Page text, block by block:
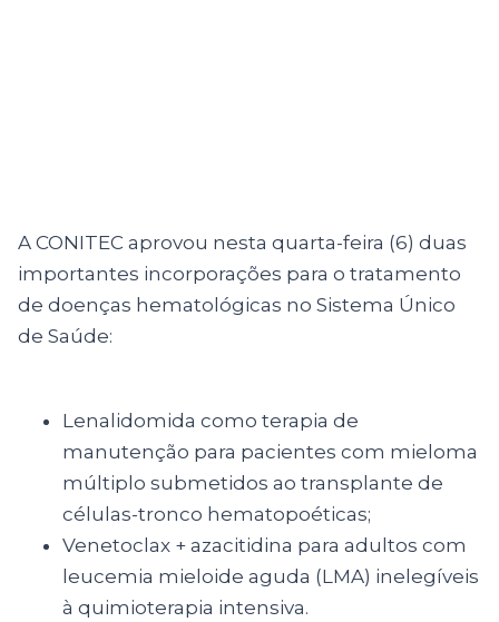
A CONITEC aprovou nesta quarta-feira (6) duas
importantes incorporações para o tratamento
de doenças hematológicas no Sistema Único
de Saúde:
Lenalidomida como terapia de
manutenção para pacientes com mieloma
múltiplo submetidos ao transplante de
células-tronco hematopoéticas;
Venetoclax + azacitidina para adultos com
leucemia mieloide aguda (LMA) inelegíveis
à quimioterapia intensiva.